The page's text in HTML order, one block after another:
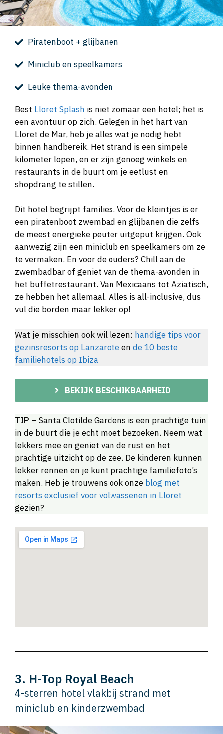
Piratenboot + glijbanen
Miniclub en speelkamers
Leuke thema-avonden
Best Lloret Splash is niet zomaar een hotel; het is
een avontuur op zich. Gelegen in het hart van
Lloret de Mar, heb je alles wat je nodig hebt
binnen handbereik. Het strand is een simpele
kilometer lopen, en er zijn genoeg winkels en
restaurants in de buurt om je eetlust en
shopdrang te stillen.
Dit hotel begrijpt families. Voor de kleintjes is er
een piratenboot zwembad en glijbanen die zelfs
de meest energieke peuter uitgeput krijgen. Ook
aanwezig zijn een miniclub en speelkamers om ze
te vermaken. En voor de ouders? Chill aan de
zwembadbar of geniet van de thema-avonden in
het buffetrestaurant. Van Mexicaans tot Aziatisch,
ze hebben het allemaal. Alles is all-inclusive, dus
vul die borden maar lekker op!
Wat je misschien ook wil lezen: handige tips voor
gezinsresorts op Lanzaroteen de 10 beste
familiehotels op Ibiza
BEKIJK BESCHIKBAARHEID
TIP – Santa Clotilde Gardens is een prachtige tuin
in de buurt die je echt moet bezoeken. Neem wat
lekkers mee en geniet van de rust en het
prachtige uitzicht op de zee. De kinderen kunnen
lekker rennen en je kunt prachtige familiefoto’s
maken. Heb je trouwens ook onze blog met
resorts exclusief voor volwassenen in Lloret
gezien?
3. H-Top Royal Beach
4-sterren hotel vlakbij strand met
miniclub en kinderzwembad